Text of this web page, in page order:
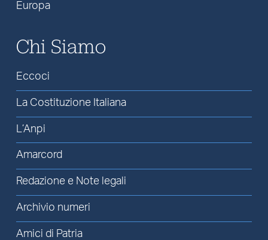
Europa
Chi Siamo
Eccoci
La Costituzione Italiana
L’Anpi
Amarcord
Redazione e Note legali
Archivio numeri
Amici di Patria